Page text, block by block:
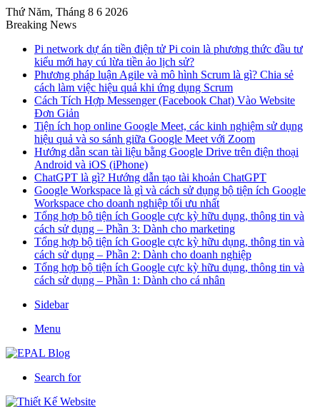
Thứ Năm, Tháng 8 6 2026
Breaking News
Pi network dự án tiền điện tử Pi coin là phương thức đầu tư
kiểu mới hay cú lừa tiền ảo lịch sử?
Phương pháp luận Agile và mô hình Scrum là gì? Chia sẻ
cách làm việc hiệu quả khi ứng dụng Scrum
Cách Tích Hợp Messenger (Facebook Chat) Vào Website
Đơn Giản
Tiện ích họp online Google Meet, các kinh nghiệm sử dụng
hiệu quả và so sánh giữa Google Meet với Zoom
Hướng dẫn scan tài liệu bằng Google Drive trên điện thoại
Android và iOS (iPhone)
ChatGPT là gì? Hướng dẫn tạo tài khoản ChatGPT
Google Workspace là gì và cách sử dụng bộ tiện ích Google
Workspace cho doanh nghiệp tối ưu nhất
Tổng hợp bộ tiện ích Google cực kỳ hữu dụng, thông tin và
cách sử dụng – Phần 3: Dành cho marketing
Tổng hợp bộ tiện ích Google cực kỳ hữu dụng, thông tin và
cách sử dụng – Phần 2: Dành cho doanh nghiệp
Tổng hợp bộ tiện ích Google cực kỳ hữu dụng, thông tin và
cách sử dụng – Phần 1: Dành cho cá nhân
Sidebar
Menu
Search for